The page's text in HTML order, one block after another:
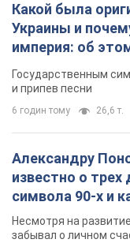
Какой была
Украины и
империя: об
Государственным
и припев песни
6 годин тому 26,6 т.
Александру
известно о трех
символа 90-х и
Несмотря на
забывал о личном